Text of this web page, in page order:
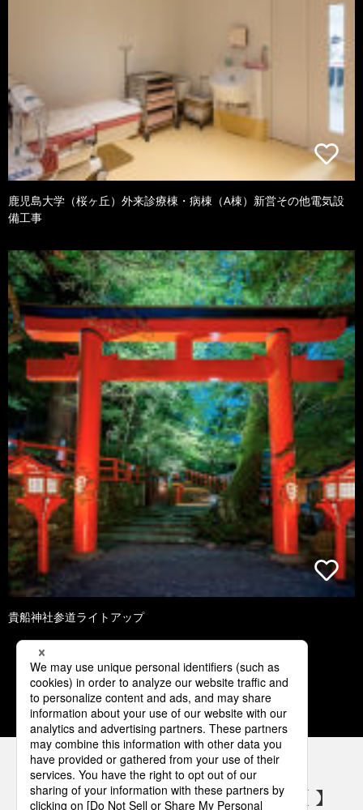
鹿児島大学（桜ヶ丘）外来診療棟・病棟（A棟）新営その他電気設
備工事
貴船神社参道ライトアップ
1 2 3 4 5
パナソニックの電気設備 SNSアカウント